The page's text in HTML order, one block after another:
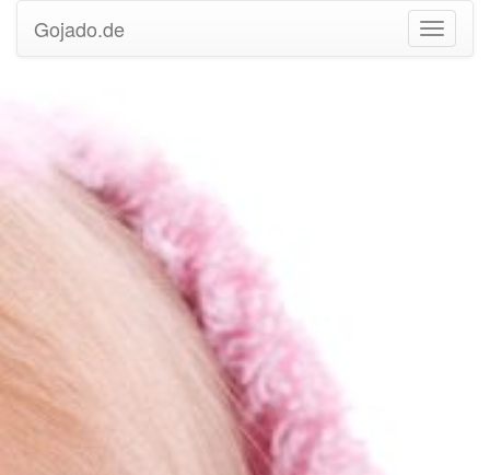
Gojado.de